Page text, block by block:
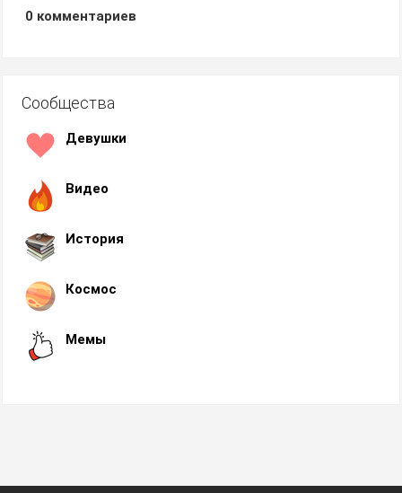
0 комментариев
Сообщества
Девушки
Видео
История
Космос
Мемы